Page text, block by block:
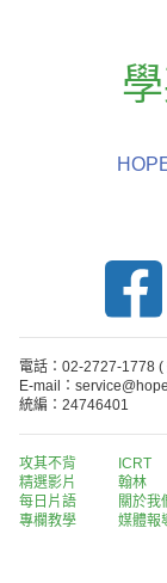
電話：02-2727-1778 (
E-mail：
統編：24746401
攻其不背
精選影片
每日片語
專欄教學
ICRT
翰林
關於我
媒體報